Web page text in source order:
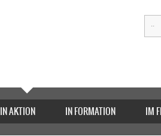
IN AKTION IN FORMATION IM